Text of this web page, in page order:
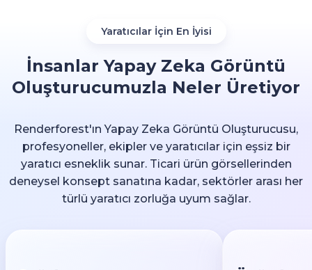
Yaratıcılar İçin En İyisi
İnsanlar Yapay Zeka Görüntü
Oluşturucumuzla Neler Üretiyor
Renderforest'ın Yapay Zeka Görüntü Oluşturucusu,
profesyoneller, ekipler ve yaratıcılar için eşsiz bir
yaratıcı esneklik sunar. Ticari ürün görsellerinden
deneysel konsept sanatına kadar, sektörler arası her
türlü yaratıcı zorluğa uyum sağlar.